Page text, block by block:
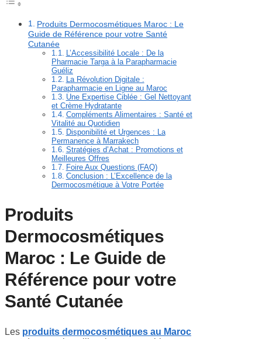
Produits Dermocosmétiques Maroc : Le
Guide de Référence pour votre Santé
Cutanée
L’Accessibilité Locale : De la
Pharmacie Targa à la Parapharmacie
Guéliz
La Révolution Digitale :
Parapharmacie en Ligne au Maroc
Une Expertise Ciblée : Gel Nettoyant
et Crème Hydratante
Compléments Alimentaires : Santé et
Vitalité au Quotidien
Disponibilité et Urgences : La
Permanence à Marrakech
Stratégies d’Achat : Promotions et
Meilleures Offres
Foire Aux Questions (FAQ)
Conclusion : L’Excellence de la
Dermocosmétique à Votre Portée
Produits
Dermocosmétiques
Maroc : Le Guide de
Référence pour votre
Santé Cutanée
Les produits dermocosmétiques au Maroc